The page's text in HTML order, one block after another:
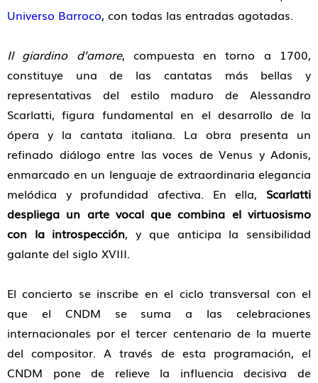
Universo Barroco, con todas las entradas agotadas.
Il giardino d’amore, compuesta en torno a 1700,
constituye una de las cantatas más bellas y
representativas del estilo maduro de Alessandro
Scarlatti, figura fundamental en el desarrollo de la
ópera y la cantata italiana. La obra presenta un
refinado diálogo entre las voces de Venus y Adonis,
enmarcado en un lenguaje de extraordinaria elegancia
melódica y profundidad afectiva. En ella, Scarlatti
despliega un arte vocal que combina el virtuosismo
con la introspección, y que anticipa la sensibilidad
galante del siglo XVIII.
El concierto se inscribe en el ciclo transversal con el
que el CNDM se suma a las celebraciones
internacionales por el tercer centenario de la muerte
del compositor. A través de esta programación, el
CNDM pone de relieve la influencia decisiva de